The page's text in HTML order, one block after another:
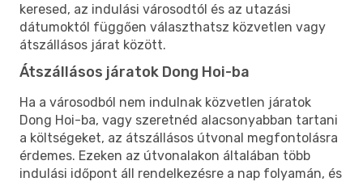
keresed, az indulási városodtól és az utazási
dátumoktól függően választhatsz közvetlen vagy
átszállásos járat között.
Átszállásos járatok Dong Hoi-ba
Ha a városodból nem indulnak közvetlen járatok
Dong Hoi-ba, vagy szeretnéd alacsonyabban tartani
a költségeket, az átszállásos útvonal megfontolásra
érdemes. Ezeken az útvonalakon általában több
indulási időpont áll rendelkezésre a nap folyamán, és